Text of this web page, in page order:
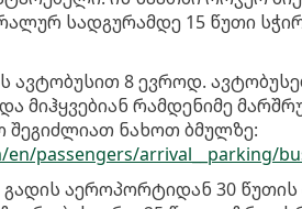
სადგურამდე 15 წუთი
ავტობუსით 8 ევროდ.
მიჰყვებიან რამდენიმე
შეგიძლიათ ნახოთ ბმულზე:
passengers/arrival__parking/
გადის აეროპორტიდან 30